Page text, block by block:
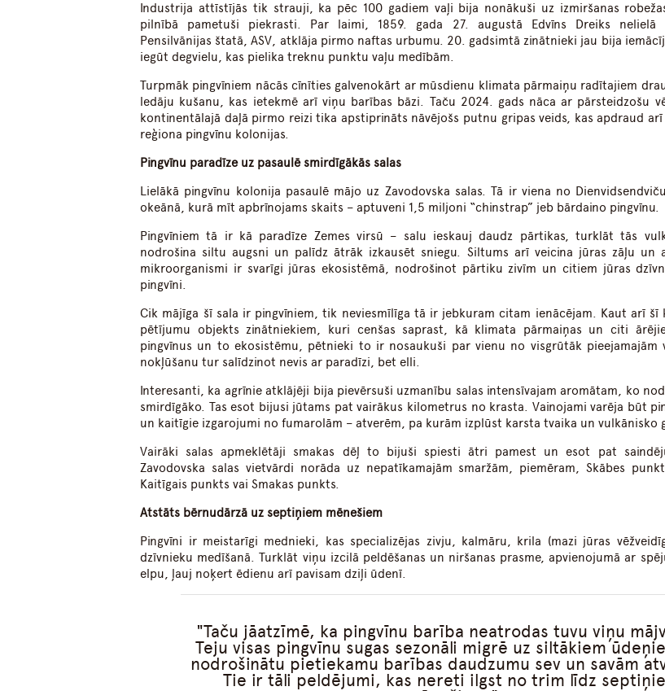
Industrija attīstījās tik strauji, ka pēc 100 gadiem vaļi bija nonākuši uz izmiršanas
pilnībā pametuši piekrasti. Par laimi, 1859. gada 27. augustā Edvīns Dreiks nelielā
Pensilvānijas štatā, ASV, atklāja pirmo naftas urbumu. 20. gadsimtā zinātnieki jau bija
iegūt degvielu, kas pielika treknu punktu vaļu medībām.
Turpmāk pingvīniem nācās cīnīties galvenokārt ar mūsdienu klimata pārmaiņu radītajiem
ledāju kušanu, kas ietekmē arī viņu barības bāzi. Taču 2024. gads nāca ar pārsteidzošu
kontinentālajā daļā pirmo reizi tika apstiprināts nāvējošs putnu gripas veids, kas apdraud
reģiona pingvīnu kolonijas.
Pingvīnu paradīze uz pasaulē smirdīgākās salas
Lielākā pingvīnu kolonija pasaulē mājo uz Zavodovska salas. Tā ir viena no
okeānā, kurā mīt apbrīnojams skaits – aptuveni 1,5 miljoni “chinstrap” jeb bārdaino pingvīnu.
Pingvīniem tā ir kā paradīze Zemes virsū – salu ieskauj daudz pārtikas, turklāt tās
nodrošina siltu augsni un palīdz ātrāk izkausēt sniegu. Siltums arī veicina jūras zāļu un
mikroorganismi ir svarīgi jūras ekosistēmā, nodrošinot pārtiku zivīm un citiem jūras
pingvīni.
Cik mājīga šī sala ir pingvīniem, tik neviesmīlīga tā ir jebkuram citam ienācējam. Kaut arī šī
pētījumu objekts zinātniekiem, kuri cenšas saprast, kā klimata pārmaiņas un citi
pingvīnus un to ekosistēmu, pētnieki to ir nosaukuši par vienu no visgrūtāk pieejamajām
nokļūšanu tur salīdzinot nevis ar paradīzi, bet elli.
Interesanti, ka agrīnie atklājēji bija pievērsuši uzmanību salas intensīvajam aromātam, ko
smirdīgāko. Tas esot bijusi jūtams pat vairākus kilometrus no krasta. Vainojami varēja būt
un kaitīgie izgarojumi no fumarolām – atverēm, pa kurām izplūst karsta tvaika un vulkānisko
Vairāki salas apmeklētāji smakas dēļ to bijuši spiesti ātri pamest un esot pat
Zavodovska salas vietvārdi norāda uz nepatīkamajām smaržām, piemēram, Skābes
Kaitīgais punkts vai Smakas punkts.
Atstāts bērnudārzā uz septiņiem mēnešiem
Pingvīni ir meistarīgi mednieki, kas specializējas zivju, kalmāru, krila (mazi jūras
dzīvnieku medīšanā. Turklāt viņu izcilā peldēšanas un niršanas prasme, apvienojumā ar
elpu, ļauj noķert ēdienu arī pavisam dziļi ūdenī.
Taču jāatzīmē, ka pingvīnu barība neatrodas tuvu viņu
Teju visas pingvīnu sugas sezonāli migrē uz siltākiem
nodrošinātu pietiekamu barības daudzumu sev un savām
Tie ir tāli peldējumi, kas nereti ilgst no trim līdz